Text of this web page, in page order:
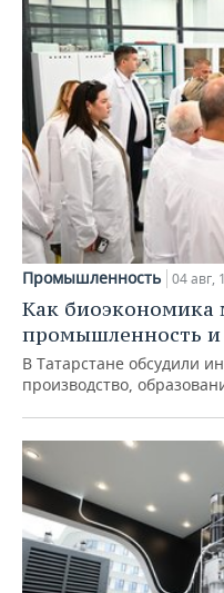
Промышленность 04 авг,
Как биоэкономика
промышленность и
В Татарстане обсудили
производство,